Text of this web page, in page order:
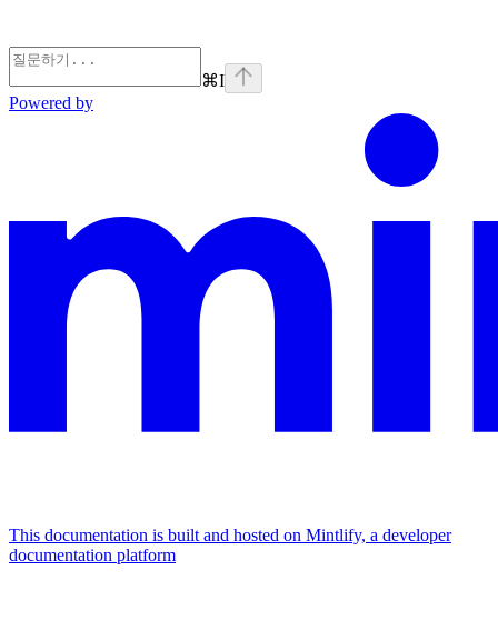
⌘I
Powered by
This documentation is built and hosted on Mintlify, a developer
documentation platform